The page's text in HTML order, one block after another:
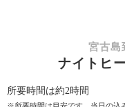
宮古島
ナイトヒ
所要時間は約2時間